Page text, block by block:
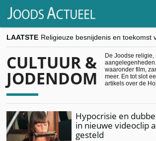
LAATSTE
CULTUUR &
JODENDOM
De Joodse religie,
waaronder film,
meer. En tot slot
artikels over de
Hypocrisie en
in nieuwe videoclip
gesteld